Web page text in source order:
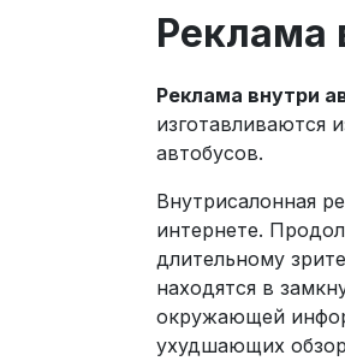
Реклама
Реклама внутри
изготавливаются
автобусов.
Внутрисалонная
интернете.
длительному
находятся в
окружающей
ухудшающих